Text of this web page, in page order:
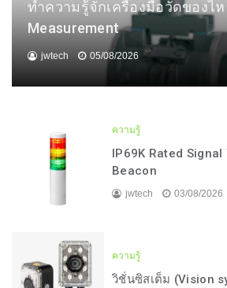
ทำความรู้จักเครื่องมือวัดของไห
Measurement
jwtech 05/08/2026
ความรู้
IP69K Rated
Beacon
jwtech 03/08/2026
ความรู้
วิชั่นซิสเต็ม (Vision